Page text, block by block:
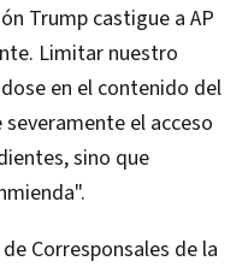
Trump castigue a AP
Limitar nuestro
en el contenido del
el acceso
sino que
Corresponsales de la